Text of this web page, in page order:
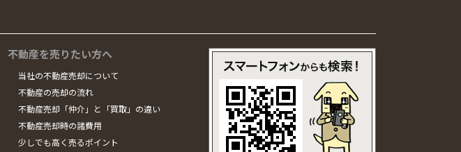
不動産を売りたい方へ
当社の不動産売却について
不動産の売却の流れ
不動産売却「仲介」と「買取」の違い
不動産売却時の諸費用
少しでも高く売るポイント